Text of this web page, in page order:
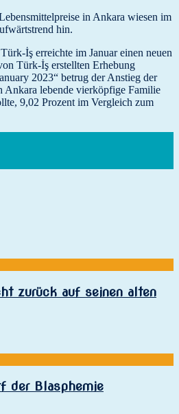
in Ankara wiesen im
hin.
İş erreichte im Januar einen neuen
Türk-İş erstellten Erhebung
2023“ betrug der Anstieg der
Ankara lebende vierköpfige Familie
9,02 Prozent im Vergleich zum
zurück auf seinen alten
der Blasphemie